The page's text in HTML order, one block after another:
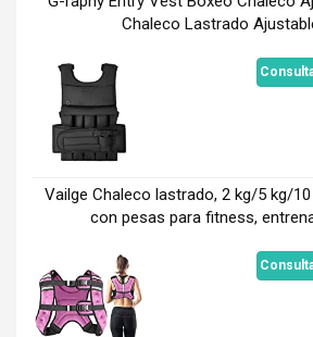
Chaleco Lastrado
Vailge Chaleco lastrado, 2 kg/5 kg/
con pesas para fitness,